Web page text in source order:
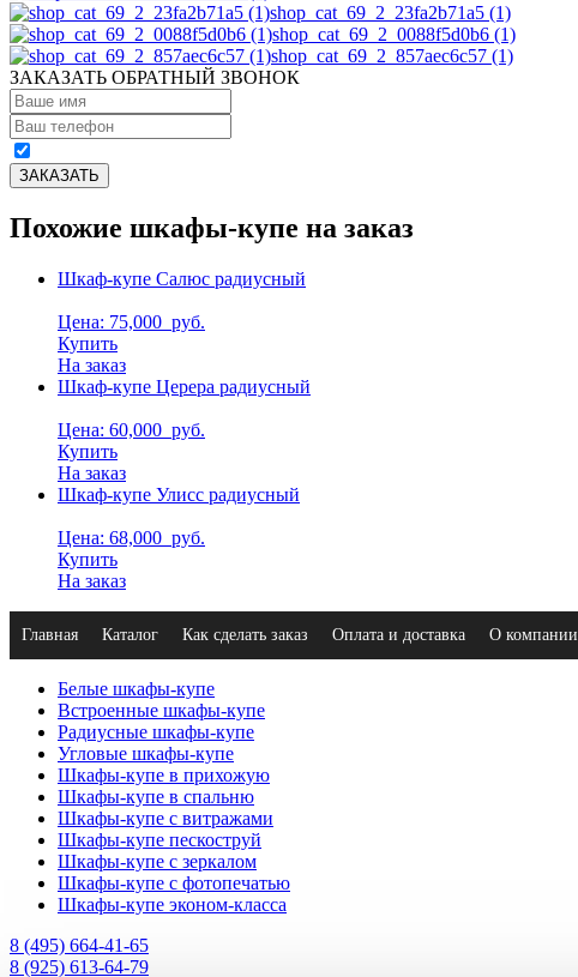
shop_cat_69_2_23fa2b71a5 (1)
shop_cat_69_2_0088f5d0b6 (1)
shop_cat_69_2_857aec6c57 (1)
ЗАКАЗАТЬ ОБРАТНЫЙ ЗВОНОК
Похожие шкафы-купе на заказ
Шкаф-купе Салюс радиусный
Цена: 75,000 руб.
Купить
На заказ
Шкаф-купе Церера радиусный
Цена: 60,000 руб.
Купить
На заказ
Шкаф-купе Улисс радиусный
Цена: 68,000 руб.
Купить
На заказ
Главная Каталог Как сделать заказ Оплата и доставка О компании
Белые шкафы-купе
Встроенные шкафы-купе
Радиусные шкафы-купе
Угловые шкафы-купе
Шкафы-купе в прихожую
Шкафы-купе в спальню
Шкафы-купе с витражами
Шкафы-купе пескоструй
Шкафы-купе с зеркалом
Шкафы-купе с фотопечатью
Шкафы-купе эконом-класса
8 (495) 664-41-65
8 (925) 613-64-79